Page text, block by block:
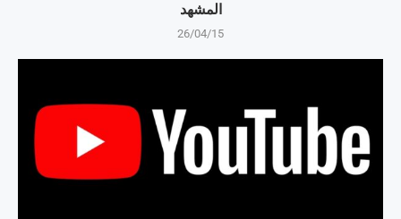
المشهد
26/04/15